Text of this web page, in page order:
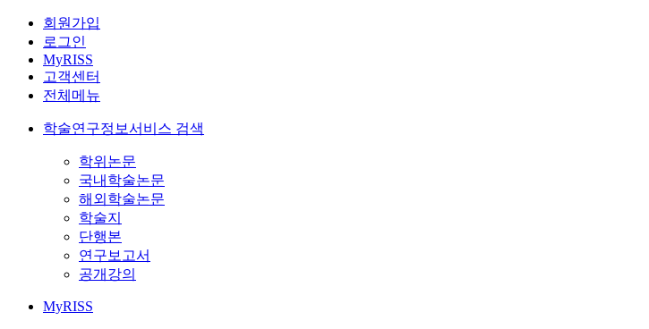
회원가입
로그인
MyRISS
고객센터
전체메뉴
학술연구정보서비스 검색
학위논문
국내학술논문
해외학술논문
학술지
단행본
연구보고서
공개강의
MyRISS